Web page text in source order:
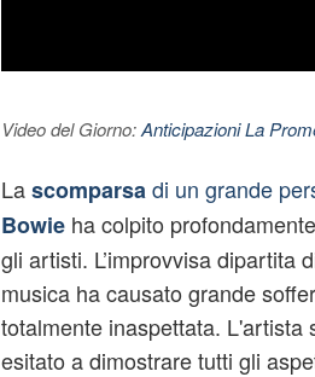
Video del Giorno:Anticipazioni La
La scomparsa di un grande
Bowieha colpito
gli artisti. L’improvvisa dipartita
musica ha causato grande
totalmente inaspettata. L'artista
esitato a dimostrare tutti gli